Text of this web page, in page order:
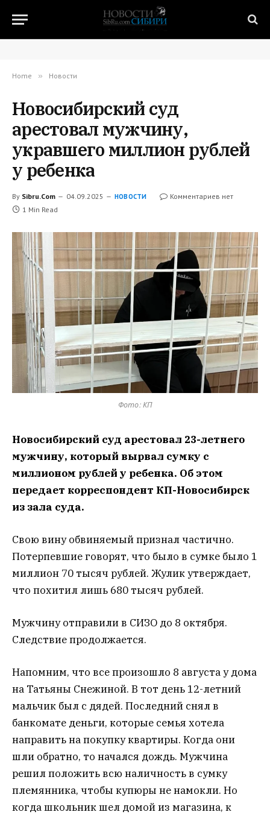
Home » Новости
Новосибирский суд
арестовал мужчину,
укравшего миллион рублей
у ребенка
By Sibru.Com 04.09.2025 НОВОСТИ
Комментариев нет
1 Min Read
Фото: КП
Новосибирский суд арестовал 23-летнего
мужчину, который вырвал сумку с
миллионом рублей у ребенка. Об этом
передает корреспондент КП-Новосибирск
из зала суда.
Свою вину обвиняемый признал частично.
Потерпевшие говорят, что было в сумке было 1
миллион 70 тысяч рублей. Жулик утверждает,
что похитил лишь 680 тысяч рублей.
Мужчину отправили в СИЗО до 8 октября.
Следствие продолжается.
Напомним, что все произошло 8 августа у дома
на Татьяны Снежиной. В тот день 12-летний
мальчик был с дядей. Последний снял в
банкомате деньги, которые семья хотела
направить на покупку квартиры. Когда они
шли обратно, то начался дождь. Мужчина
решил положить всю наличность в сумку
племянника, чтобы купюры не намокли. Но
когда школьник шел домой из магазина, к